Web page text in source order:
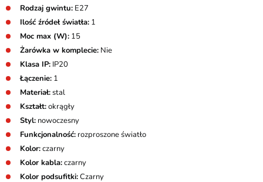
Rodzaj gwintu: E27
Ilość źródeł światła: 1
Moc max (W): 15
Żarówka w komplecie: Nie
Klasa IP: IP20
Łączenie: 1
Materiał:stal
Kształt:okrągły
Styl: nowoczesny
Funkcjonalność: rozproszone światło
Kolor:czarny
Kolor kabla:czarny
Kolor podsufitki:Czarny